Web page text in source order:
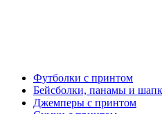
Футболки с принтом
Бейсболки, панамы и
Джемперы с принтом